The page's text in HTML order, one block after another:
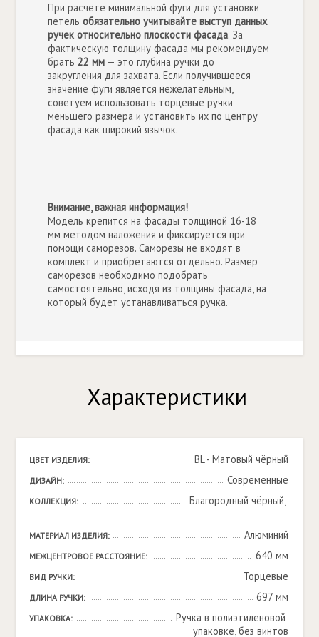
При расчёте минимальной фуги для установки
петельобязательно учитывайте выступ данных
ручек относительно плоскости фасада. За
фактическую толщину фасада мы рекомендуем
брать22 мм — это глубина ручки до
закругления для захвата. Если получившееся
значение фуги является нежелательным,
советуем использовать торцевые ручки
меньшего размера и установить их по центру
фасада как широкий язычок.
Внимание, важная информация!
Модель крепится на фасады толщиной 16-18
мм методом наложения и фиксируется при
помощи саморезов. Саморезы не входят в
комплект и приобретаются отдельно. Размер
саморезов необходимо подобрать
самостоятельно, исходя из толщины фасада, на
который будет устанавливаться ручка.
Характеристики
ЦВЕТ ИЗДЕЛИЯ: BL - Матовый чёрный
ДИЗАЙН: Современные
КОЛЛЕКЦИЯ: Благородный чёрный,
МАТЕРИАЛ ИЗДЕЛИЯ: Алюминий
МЕЖЦЕНТРОВОЕ РАССТОЯНИЕ: 640 мм
ВИД РУЧКИ: Торцевые
ДЛИНА РУЧКИ: 697 мм
УПАКОВКА:
Ручка в полиэтиленовой
упаковке, без винтов